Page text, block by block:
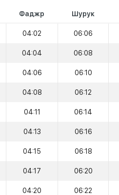
Фаджр Шурук
04:02 06:06
04:04 06:08
04:06 06:10
04:08 06:12
04:11 06:14
04:13 06:16
04:15 06:18
04:17 06:20
04:20 06:22